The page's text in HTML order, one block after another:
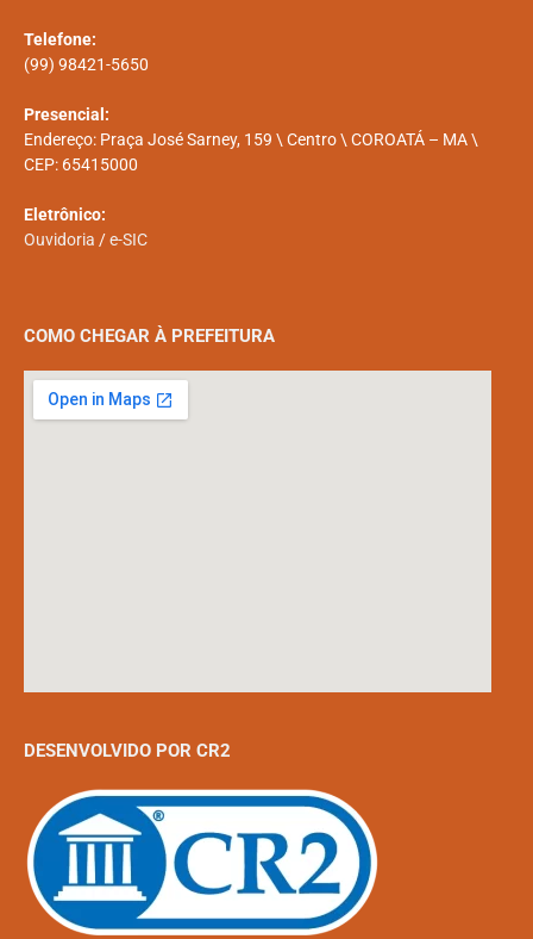
Telefone:
(99) 98421-5650
Presencial:
Endereço: Praça José Sarney, 159 \ Centro \ COROATÁ – MA \
CEP: 65415000
Eletrônico:
Ouvidoria /e-SIC
COMO CHEGAR À PREFEITURA
DESENVOLVIDO POR CR2